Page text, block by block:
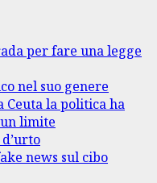
per fare una legge
nel suo genere
Ceuta la politica ha
limite
news sul cibo